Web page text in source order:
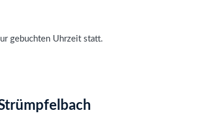
gebuchten Uhrzeit statt.